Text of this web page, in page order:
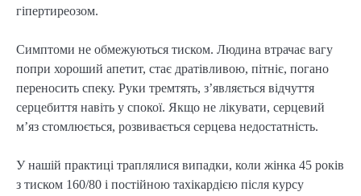
гіпертиреозом.
Симптоми не обмежуються тиском. Людина втрачає вагу
попри хороший апетит, стає дратівливою, пітніє, погано
переносить спеку. Руки тремтять, з’являється відчуття
серцебиття навіть у спокої. Якщо не лікувати, серцевий
м’яз стомлюється, розвивається серцева недостатність.
У нашій практиці траплялися випадки, коли жінка 45 років
з тиском 160/80 і постійною тахікардією після курсу